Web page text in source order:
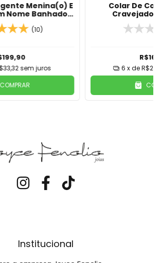
Menina(o) E
Nome Banhado
18K
(10)
sem juros
COMPRAR
Colar De
Cravejado
Personalizado
6 x de
Institucional